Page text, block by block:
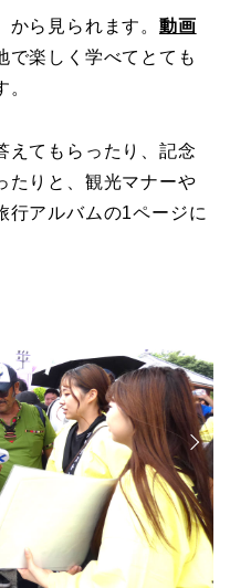
から見られます。動画
で楽しく学べてとても
てもらったり、記念
たりと、観光マナーや
行アルバムの1ページに